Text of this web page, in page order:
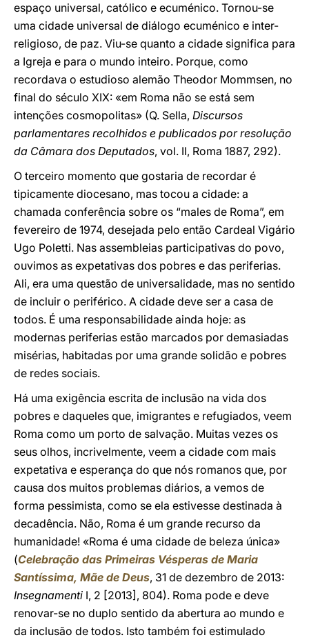
espaço universal, católico e ecuménico. Tornou-se
uma cidade universal de diálogo ecuménico e inter-
religioso, de paz. Viu-se quanto a cidade significa para
a Igreja e para o mundo inteiro. Porque, como
recordava o estudioso alemão Theodor Mommsen, no
final do século XIX: «em Roma não se está sem
intenções cosmopolitas» (Q. Sella, Discursos
parlamentares recolhidos e publicados por resolução
da Câmara dos Deputados, vol. II, Roma 1887, 292).
O terceiro momento que gostaria de recordar é
tipicamente diocesano, mas tocou a cidade: a
chamada conferência sobre os “males de Roma”, em
fevereiro de 1974, desejada pelo então Cardeal Vigário
Ugo Poletti. Nas assembleias participativas do povo,
ouvimos as expetativas dos pobres e das periferias.
Ali, era uma questão de universalidade, mas no sentido
de incluir o periférico. A cidade deve ser a casa de
todos. É uma responsabilidade ainda hoje: as
modernas periferias estão marcados por demasiadas
misérias, habitadas por uma grande solidão e pobres
de redes sociais.
Há uma exigência escrita de inclusão na vida dos
pobres e daqueles que, imigrantes e refugiados, veem
Roma como um porto de salvação. Muitas vezes os
seus olhos, incrivelmente, veem a cidade com mais
expetativa e esperança do que nós romanos que, por
causa dos muitos problemas diários, a vemos de
forma pessimista, como se ela estivesse destinada à
decadência. Não, Roma é um grande recurso da
humanidade! «Roma é uma cidade de beleza única»
(Celebração das Primeiras Vésperas de Maria
Santíssima, Mãe de Deus, 31 de dezembro de 2013:
Insegnamenti I, 2 [2013], 804). Roma pode e deve
renovar-se no duplo sentido da abertura ao mundo e
da inclusão de todos. Isto também foi estimulado